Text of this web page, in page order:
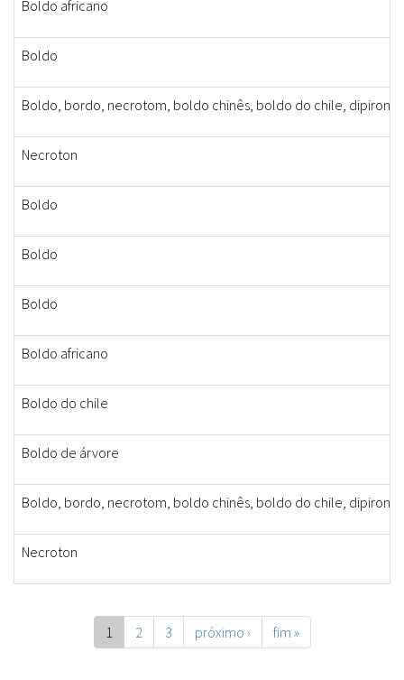
Boldo africano
Boldo
Boldo, bordo, necrotom, boldo chinês, boldo do chile, dipirona
Necroton
Boldo
Boldo
Boldo
Boldo africano
Boldo do chile
Boldo de árvore
Boldo, bordo, necrotom, boldo chinês, boldo do chile, dipirona
Necroton
1 2 3 próximo › fim »